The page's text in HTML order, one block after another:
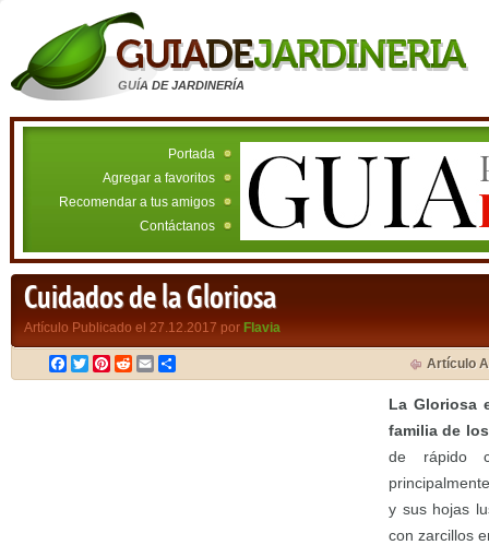
GUÍA DE JARDINERÍA
Portada
Agregar a favoritos
Recomendar a tus amigos
Contáctanos
Cuidados de la Gloriosa
Artículo Publicado el 27.12.2017 por Flavia
Facebook
TwitterPinterest
RedditEmail Artículo
La Gloriosa
familia de
de rápido
y sus hojas
con zarcillos